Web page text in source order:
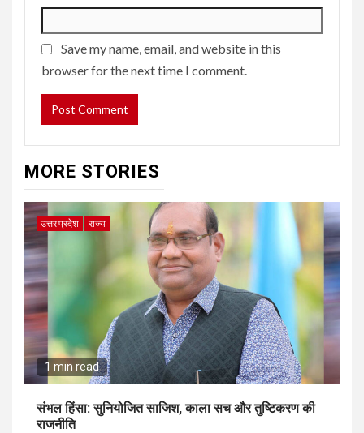
Save my name, email, and website in this
browser for the next time I comment.
MORE STORIES
उत्तर प्रदेश राज्य
1 min read
संभल हिंसा: सुनियोजित साजिश, काला सच और तुष्टिकरण की
राजनीति